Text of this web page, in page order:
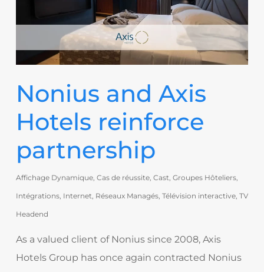
Nonius and Axis
Hotels reinforce
partnership
Affichage Dynamique, Cas de réussite, Cast, Groupes Hôteliers,
Intégrations, Internet, Réseaux Managés, Télévision interactive, TV
Headend
As a valued client of Nonius since 2008, Axis
Hotels Group has once again contracted Nonius